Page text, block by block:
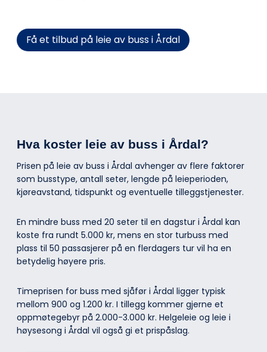
Få et tilbud på leie av buss i Årdal
Hva koster leie av buss i Årdal?
Prisen på leie av buss i Årdal avhenger av flere faktorer
som busstype, antall seter, lengde på leieperioden,
kjøreavstand, tidspunkt og eventuelle tilleggstjenester.
En mindre buss med 20 seter til en dagstur i Årdal kan
koste fra rundt 5.000 kr, mens en stor turbuss med
plass til 50 passasjerer på en flerdagers tur vil ha en
betydelig høyere pris.
Timeprisen for buss med sjåfør i Årdal ligger typisk
mellom 900 og 1.200 kr. I tillegg kommer gjerne et
oppmøtegebyr på 2.000-3.000 kr. Helgeleie og leie i
høysesong i Årdal vil også gi et prispåslag.